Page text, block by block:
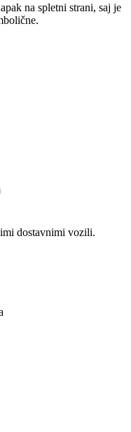
na spletni strani, saj je
dostavnimi vozili.